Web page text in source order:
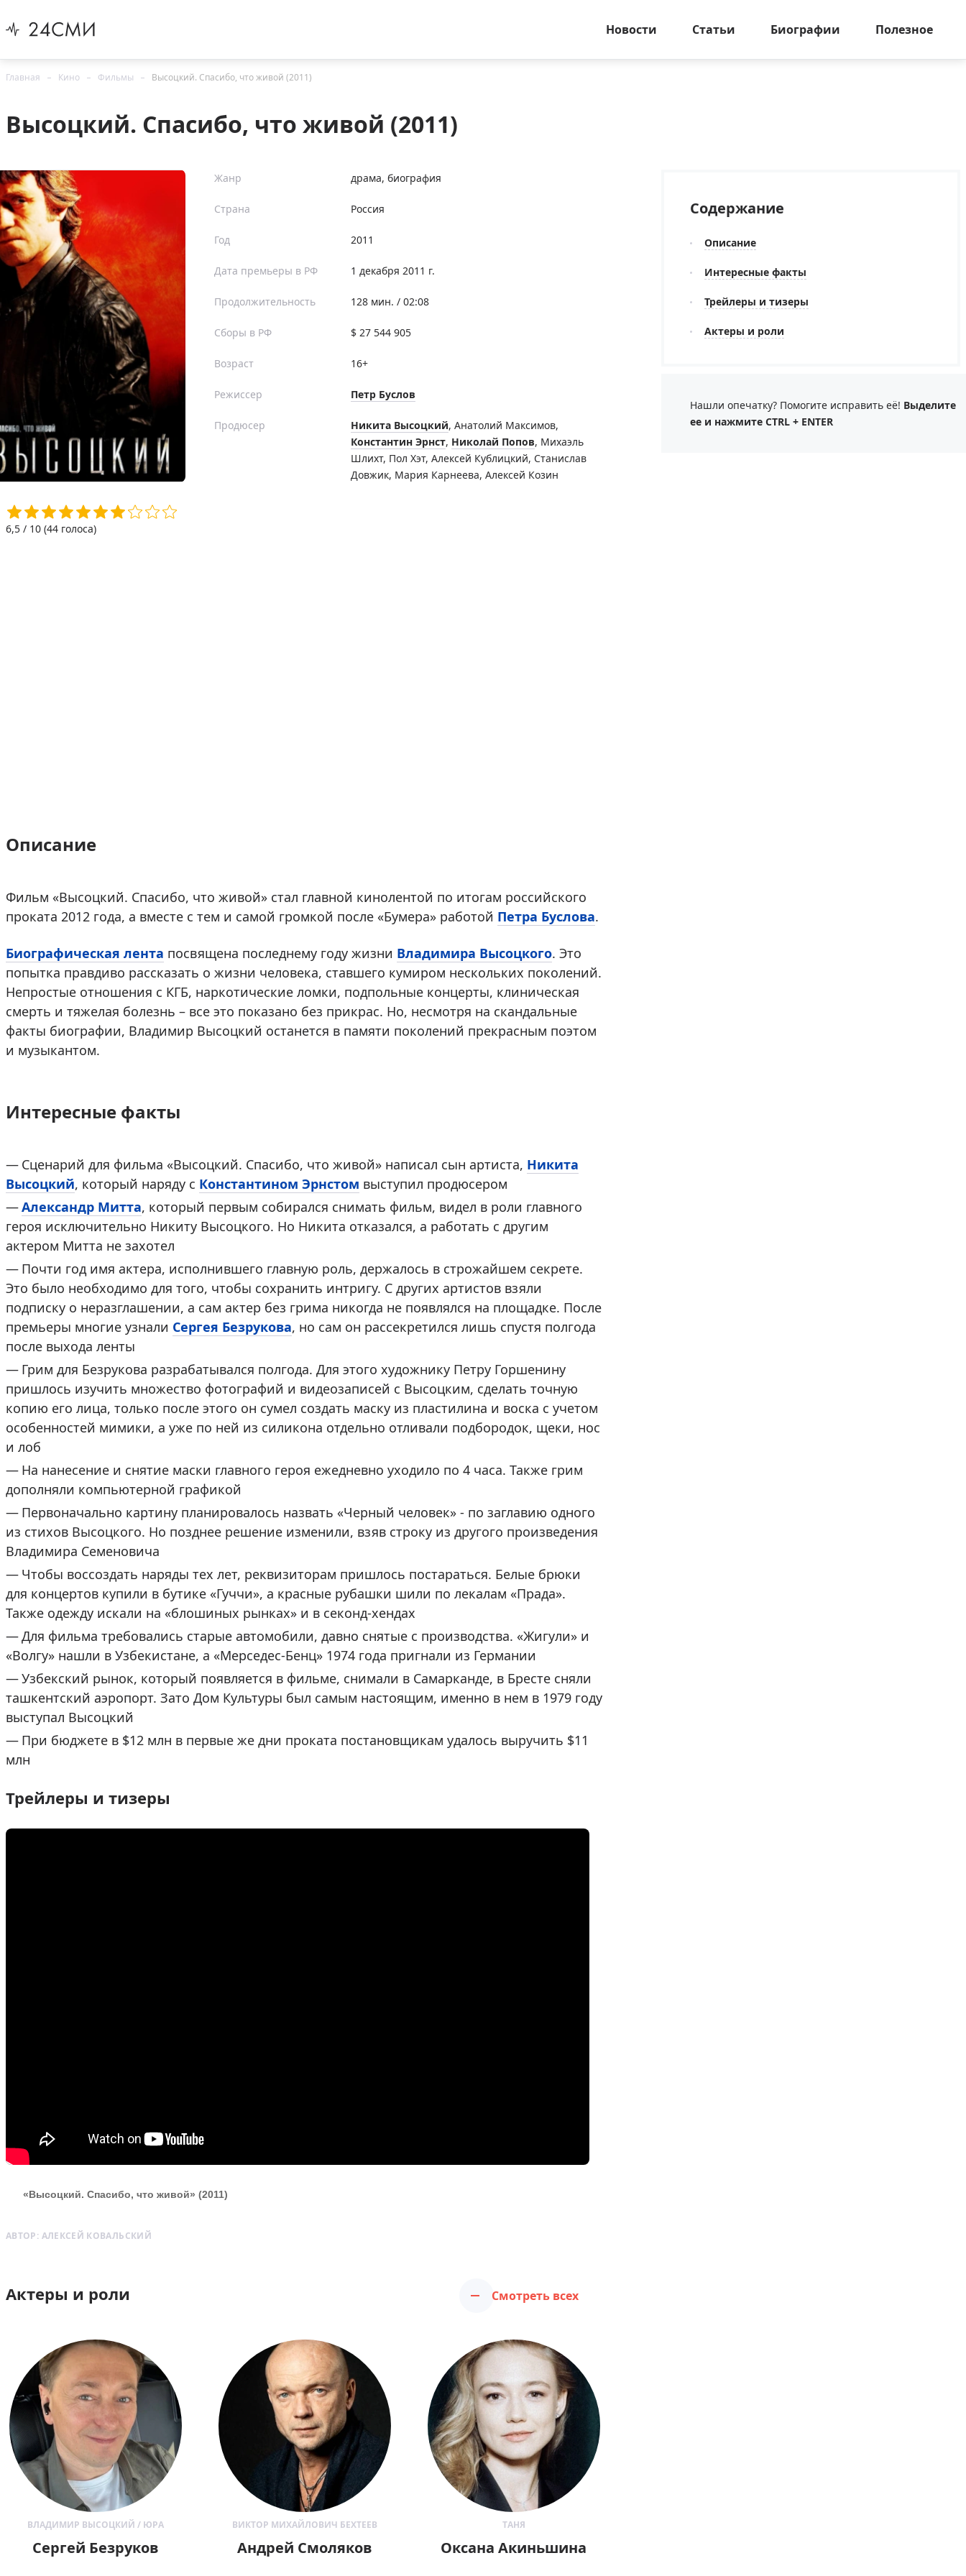
Новости Статьи Биографии Полезное
Главная Кино Фильмы Высоцкий. Спасибо, что живой (2011)
Высоцкий. Спасибо, что живой (2011)
6,5 / 10 (44 голоса)
Жанр драма, биография
Страна Россия
Год 2011
Дата премьеры в РФ 1 декабря 2011 г.
Продолжительность 128 мин. / 02:08
Сборы в РФ $ 27 544 905
Возраст 16+
Режиссер Петр Буслов
Продюсер Никита Высоцкий, Анатолий Максимов,
Константин Эрнст, Николай Попов, Михаэль
Шлихт, Пол Хэт, Алексей Кублицкий, Станислав
Довжик, Мария Карнеева, Алексей Козин
Описание
Фильм «Высоцкий. Спасибо, что живой» стал главной кинолентой по итогам российского
проката 2012 года, а вместе с тем и самой громкой после «Бумера» работой Петра Буслова.
Биографическая лента посвящена последнему году жизни Владимира Высоцкого. Это
попытка правдиво рассказать о жизни человека, ставшего кумиром нескольких поколений.
Непростые отношения с КГБ, наркотические ломки, подпольные концерты, клиническая
смерть и тяжелая болезнь – все это показано без прикрас. Но, несмотря на скандальные
факты биографии, Владимир Высоцкий останется в памяти поколений прекрасным поэтом
и музыкантом.
Интересные факты
Сценарий для фильма «Высоцкий. Спасибо, что живой» написал сын артиста, Никита
Высоцкий, который наряду с Константином Эрнстом выступил продюсером
Александр Митта, который первым собирался снимать фильм, видел в роли главного
героя исключительно Никиту Высоцкого. Но Никита отказался, а работать с другим
актером Митта не захотел
Почти год имя актера, исполнившего главную роль, держалось в строжайшем секрете.
Это было необходимо для того, чтобы сохранить интригу. С других артистов взяли
подписку о неразглашении, а сам актер без грима никогда не появлялся на площадке. После
премьеры многие узнали Сергея Безрукова, но сам он рассекретился лишь спустя полгода
после выхода ленты
Грим для Безрукова разрабатывался полгода. Для этого художнику Петру Горшенину
пришлось изучить множество фотографий и видеозаписей с Высоцким, сделать точную
копию его лица, только после этого он сумел создать маску из пластилина и воска с учетом
особенностей мимики, а уже по ней из силикона отдельно отливали подбородок, щеки, нос
и лоб
На нанесение и снятие маски главного героя ежедневно уходило по 4 часа. Также грим
дополняли компьютерной графикой
Первоначально картину планировалось назвать «Черный человек» - по заглавию одного
из стихов Высоцкого. Но позднее решение изменили, взяв строку из другого произведения
Владимира Семеновича
Чтобы воссоздать наряды тех лет, реквизиторам пришлось постараться. Белые брюки
для концертов купили в бутике «Гуччи», а красные рубашки шили по лекалам «Прада».
Также одежду искали на «блошиных рынках» и в секонд-хендах
Для фильма требовались старые автомобили, давно снятые с производства. «Жигули» и
«Волгу» нашли в Узбекистане, а «Мерседес-Бенц» 1974 года пригнали из Германии
Узбекский рынок, который появляется в фильме, снимали в Самарканде, в Бресте сняли
ташкентский аэропорт. Зато Дом Культуры был самым настоящим, именно в нем в 1979 году
выступал Высоцкий
При бюджете в $12 млн в первые же дни проката постановщикам удалось выручить $11
млн
Трейлеры и тизеры
«Высоцкий. Спасибо, что живой» (2011)
АВТОР: АЛЕКСЕЙ КОВАЛЬСКИЙ
Актеры и роли Смотреть всех
ВЛАДИМИР ВЫСОЦКИЙ / ЮРА
Сергей Безруков
ВИКТОР МИХАЙЛОВИЧ БЕХТЕЕВ
Андрей Смоляков
ТАНЯ
Оксана Акиньшина
Содержание
Описание
Интересные факты
Трейлеры и тизеры
Актеры и роли
Нашли опечатку? Помогите исправить её! Выделите
ее и нажмите CTRL + ENTER